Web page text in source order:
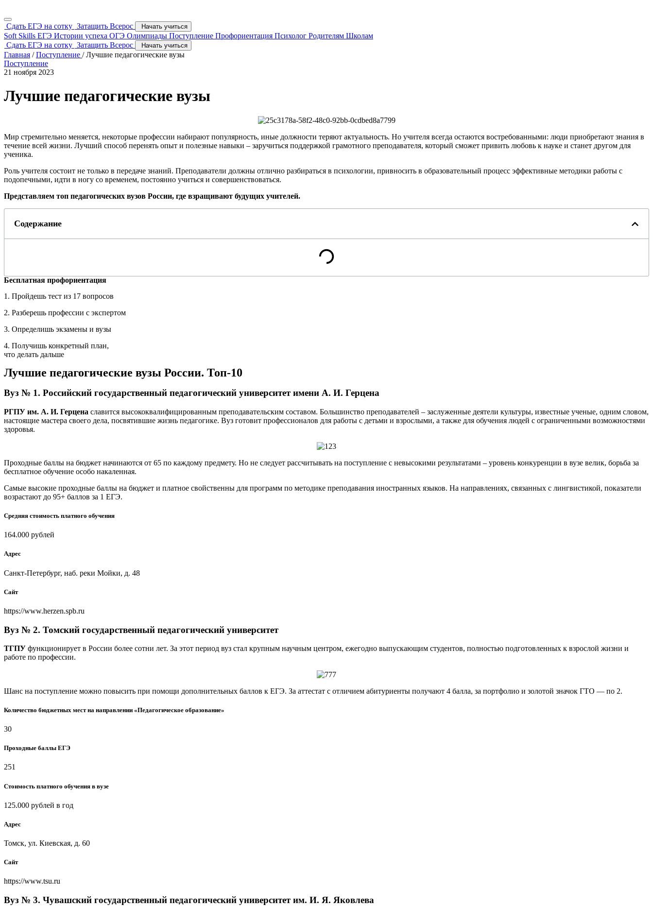
Сдать ЕГЭ на сотку Затащить Всерос Начать учиться
Soft Skills ЕГЭ Истории успеха ОГЭ Олимпиады Поступление Профориентация Психолог Родителям Школам
Сдать ЕГЭ на сотку Затащить Всерос Начать учиться
Главная / Поступление /Лучшие педагогические вузы
Поступление
21 ноября 2023
Лучшие педагогические вузы
Мир стремительно меняется, некоторые профессии набирают популярность, иные должности теряют актуальность. Но учителя всегда остаются востребованными: люди приобретают знания в
течение всей жизни. Лучший способ перенять опыт и полезные навыки – заручиться поддержкой грамотного преподавателя, который сможет привить любовь к науке и станет другом для
ученика.
Роль учителя состоит не только в передаче знаний. Преподаватели должны отлично разбираться в психологии, привносить в образовательный процесс эффективные методики работы с
подопечными, идти в ногу со временем, постоянно учиться и совершенствоваться.
Представляем топ педагогических вузов России, где взращивают будущих учителей.
Содержание
Бесплатная профориентация
1. Пройдешь тест из 17 вопросов
2. Разберешь профессии с экспертом
3. Определишь экзамены и вузы
4. Получишь конкретный план,
что делать дальше
Лучшие педагогические вузы России. Топ-10
Вуз № 1. Российский государственный педагогический университет имени А. И. Герцена
РГПУ им. А. И. Герцена славится высококвалифицированным преподавательским составом. Большинство преподавателей – заслуженные деятели культуры, известные ученые, одним словом,
настоящие мастера своего дела, посвятившие жизнь педагогике. Вуз готовит профессионалов для работы с детьми и взрослыми, а также для обучения людей с ограниченными возможностями
здоровья.
Проходные баллы на бюджет начинаются от 65 по каждому предмету. Но не следует рассчитывать на поступление с невысокими результатами – уровень конкуренции в вузе велик, борьба за
бесплатное обучение особо накаленная.
Самые высокие проходные баллы на бюджет и платное свойственны для программ по методике преподавания иностранных языков. На направлениях, связанных с лингвистикой, показатели
возрастают до 95+ баллов за 1 ЕГЭ.
Средняя стоимость платного обучения
164.000 рублей
Адрес
Санкт-Петербург, наб. реки Мойки, д. 48
Сайт
https://www.herzen.spb.ru
Вуз № 2. Томский государственный педагогический университет
ТГПУ функционирует в России более сотни лет. За этот период вуз стал крупным научным центром, ежегодно выпускающим студентов, полностью подготовленных к взрослой жизни и
работе по профессии.
Шанс на поступление можно повысить при помощи дополнительных баллов к ЕГЭ. За аттестат с отличием абитуриенты получают 4 балла, за портфолио и золотой значок ГТО — по 2.
Количество бюджетных мест на направлении «Педагогическое образование»
30
Проходные баллы ЕГЭ
251
Стоимость платного обучения в вузе
125.000 рублей в год
Адрес
Томск, ул. Киевская, д. 60
Сайт
https://www.tsu.ru
Вуз № 3. Чувашский государственный педагогический университет им. И. Я. Яковлева